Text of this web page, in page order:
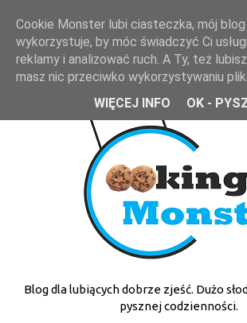
Blog dla lubiących dobrze zjeść. Dużo
pysznej codzienności.
Cookie Monster lubi ciasteczka, mój
wykorzystuje, by móc świadczyć Ci
reklamy i analizować ruch. A Ty, też
masz nic przeciwko wykorzystywaniu
WIĘCEJ INFO
OK -